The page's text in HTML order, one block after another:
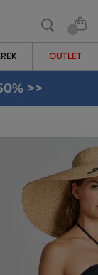
OUTLET
>>